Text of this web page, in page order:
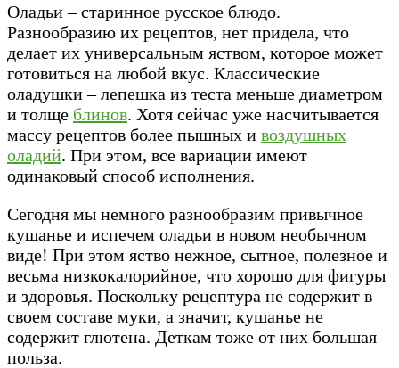
Оладьи – старинное русское блюдо.
Разнообразию их рецептов, нет придела, что
делает их универсальным яством, которое может
готовиться на любой вкус. Классические
оладушки – лепешка из теста меньше диаметром
и толще блинов. Хотя сейчас уже насчитывается
массу рецептов более пышных и воздушных
оладий. При этом, все вариации имеют
одинаковый способ исполнения.
Сегодня мы немного разнообразим привычное
кушанье и испечем оладьи в новом необычном
виде! При этом яство нежное, сытное, полезное и
весьма низкокалорийное, что хорошо для фигуры
и здоровья. Поскольку рецептура не содержит в
своем составе муки, а значит, кушанье не
содержит глютена. Деткам тоже от них большая
польза.